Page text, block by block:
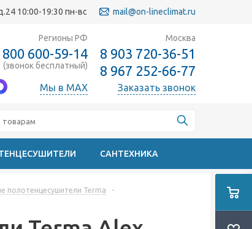
10:00-19:30 пн-вс mail@on-lineclimat.ru
Регионы РФ
800 600-59-14
(звонок бесплатный)
Мы в MAX
Москва
8 903 720-36-51
8 967 252-66-77
Заказать звонок
САНТЕХНИКА
полотенцесушители Terma
-